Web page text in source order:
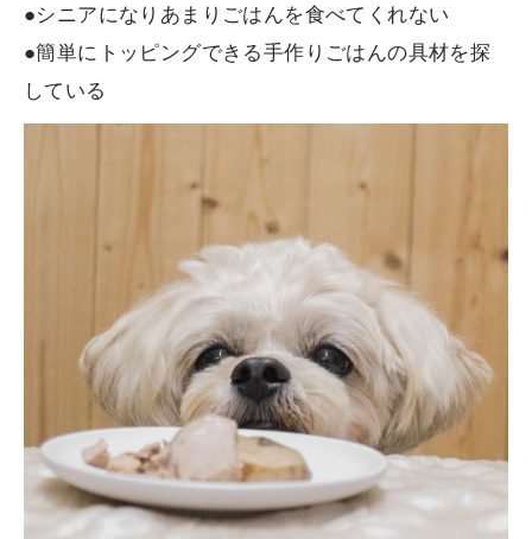
●シニアになりあまりごはんを食べてくれない
●簡単にトッピングできる手作りごはんの具材を探
している